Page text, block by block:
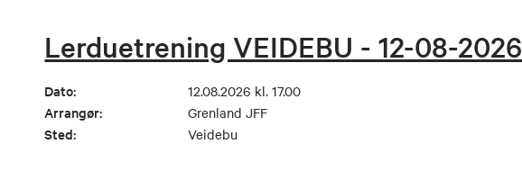
Lerduetrening VEIDEBU - 12-08-2026
Dato: 12.08.2026 kl. 17.00
Arrangør: Grenland JFF
Sted: Veidebu